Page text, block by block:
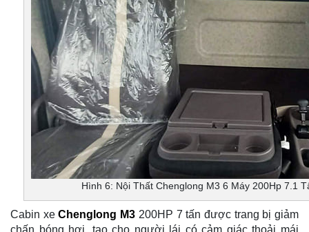
Hình 6: Nội Thất Chenglong M3 6 Máy 200Hp 7.1
Cabin xeChenglong M3 200HP 7 tấn được trang bị giảm
chấn bóng hơi, tạo cho người lái có cảm giác thoải mái